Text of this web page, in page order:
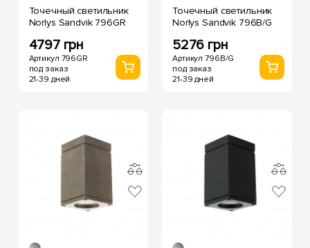
Точечный светильник
Norlys Sandvik 796GR
4797 грн
Артикул 796GR
под заказ
21-39 дней
Точечный светильник
Norlys Sandvik 796B/G
5276 грн
Артикул 796B/G
под заказ
21-39 дней